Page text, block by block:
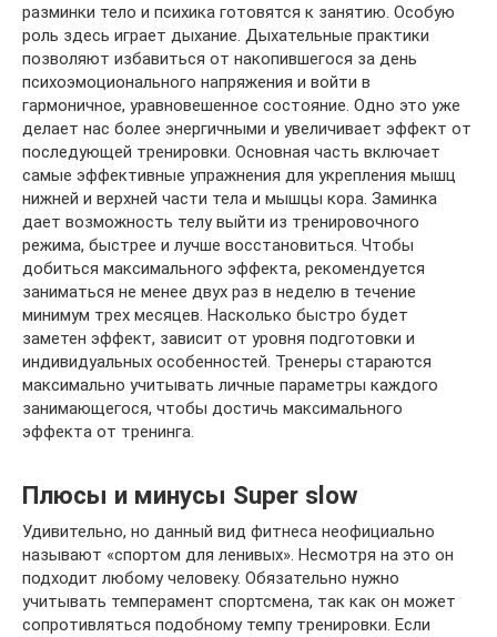
разминки тело и психика готовятся к занятию. Особую
роль здесь играет дыхание. Дыхательные практики
позволяют избавиться от накопившегося за день
психоэмоционального напряжения и войти в
гармоничное, уравновешенное состояние. Одно это уже
делает нас более энергичными и увеличивает эффект от
последующей тренировки. Основная часть включает
самые эффективные упражнения для укрепления мышц
нижней и верхней части тела и мышцы кора. Заминка
дает возможность телу выйти из тренировочного
режима, быстрее и лучше восстановиться. Чтобы
добиться максимального эффекта, рекомендуется
заниматься не менее двух раз в неделю в течение
минимум трех месяцев. Насколько быстро будет
заметен эффект, зависит от уровня подготовки и
индивидуальных особенностей. Тренеры стараются
максимально учитывать личные параметры каждого
занимающегося, чтобы достичь максимального
эффекта от тренинга.
Плюсы и минусы Super slow
Удивительно, но данный вид фитнеса неофициально
называют «спортом для ленивых». Несмотря на это он
подходит любому человеку. Обязательно нужно
учитывать темперамент спортсмена, так как он может
сопротивляться подобному темпу тренировки. Если